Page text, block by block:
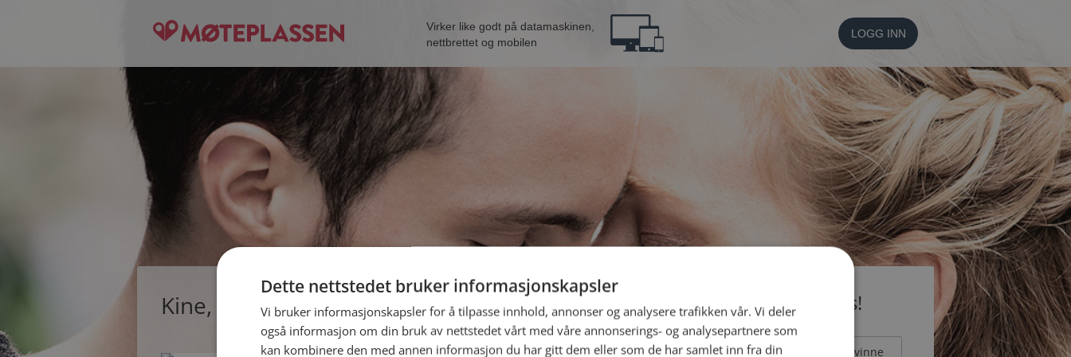
Virker like godt på datamaskinen,
nettbrettet og mobilen
LOGG INN
Kine, single kvinne fra Sola Bli medlem gratis!
Jeg er en: Mann Kvinne
Dette nettstedet bruker informasjonskapsler
Vi bruker informasjonskapsler for å tilpasse innhold, annonser og analysere trafikken vår. Vi deler
også informasjon om din bruk av nettstedet vårt med våre annonserings- og analysepartnere som
kan kombinere den med annen informasjon du har gitt dem eller som de har samlet inn fra din